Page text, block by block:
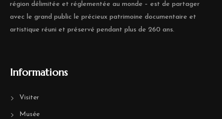
région délimitée et réglementée au monde – est de partager
avec le grand public le précieux patrimoine documentaire et
artistique réuni et préservé pendant plus de 260 ans.
Informations
Visiter
Musée